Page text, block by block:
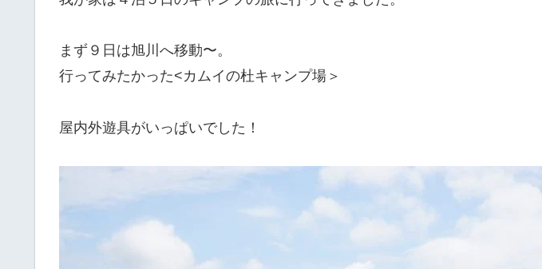
まず９日は旭川へ移動〜。
行ってみたかった<カムイの杜キャンプ場＞
屋内外遊具がいっぱいでした！